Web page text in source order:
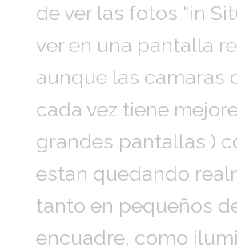
de ver las fotos “in
ver en una pantalla
aunque las camaras
cada vez tiene
grandes pantallas )
estan quedando
tanto en pequeños
encuadre, como